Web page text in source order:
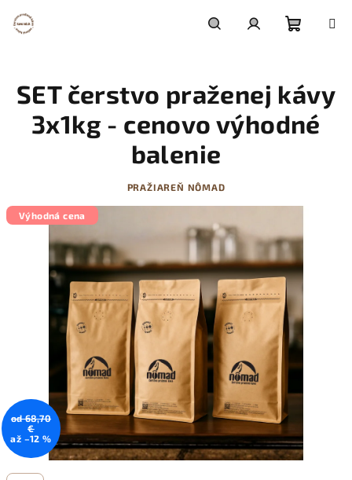
obsah
košík
SET čerstvo praženej kávy
3x1kg - cenovo výhodné
balenie
PRAŽIAREŇ NÔMAD
Výhodná cena
od 68,70
€
až –12 %